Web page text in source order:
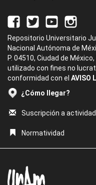
Repositorio Universitario
Nacional Autónoma de
P. 04510, Ciudad de
utilizado con fines no
conformidad con el AVISO
¿Cómo llegar?
Suscripción a
Normatividad